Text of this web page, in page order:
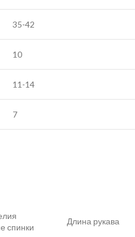
35-42
10
11-14
7
спинки
Длина рукава